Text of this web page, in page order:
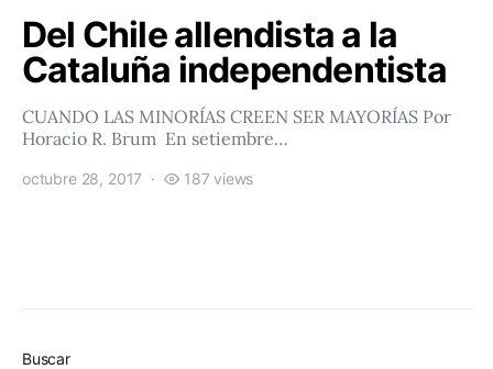
Del Chile allendista a la
Cataluña independentista
CUANDO LAS MINORÍAS CREEN SER MAYORÍAS Por
Horacio R. Brum En setiembre…
octubre 28, 2017 187 views
Buscar